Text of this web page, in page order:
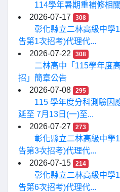
114學年暑期重補修相
2026-07-17
308
彰化縣立二林高級中學
告第1次招考)代理代...
2026-07-22
308
二林高中「115學年度
招」簡章公告
2026-07-08
295
115 學年度分科測驗因
延至 7月13日(一)至...
2026-07-27
273
彰化縣立二林高級中學
告第3次招考)代理代...
2026-07-15
214
彰化縣立二林高級中學
告第6次招考)代理代...